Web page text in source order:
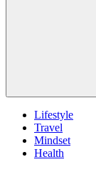
Lifestyle
Travel
Mindset
Health